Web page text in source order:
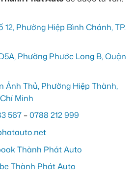
12, Phường Hiệp Bình Chánh, TP.
Phường Phước Long B, Quận
Ảnh Thủ, Phường Hiệp Thành,
Minh
567 –0788 212 999
Thành Phát Auto
Thành Phát Auto